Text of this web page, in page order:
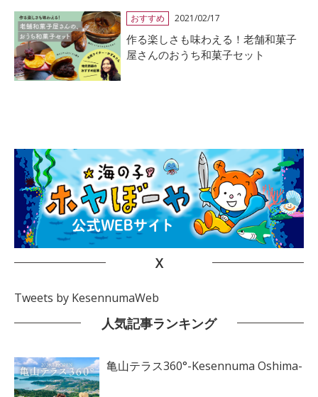
おすすめ 2021/02/17
作る楽しさも味わえる！老舗和菓子
屋さんのおうち和菓子セット
X
Tweets by KesennumaWeb
人気記事ランキング
亀山テラス360°-Kesennuma Oshima-